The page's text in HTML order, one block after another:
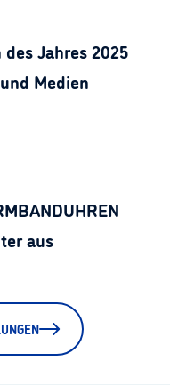
Jahres 2025
Medien
aus